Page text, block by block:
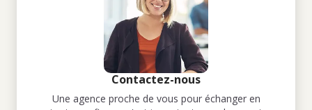
Contactez-nous
Une agence proche de vous pour échanger en